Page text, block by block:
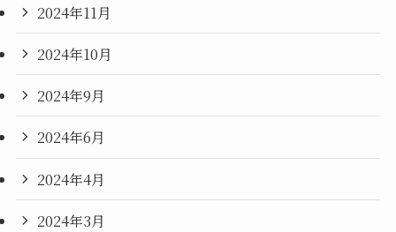
2024年11月
2024年10月
2024年9月
2024年6月
2024年4月
2024年3月